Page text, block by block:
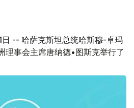
-- 哈萨克斯坦总统哈斯穆-卓玛
理事会主席唐纳德•图斯克举行了